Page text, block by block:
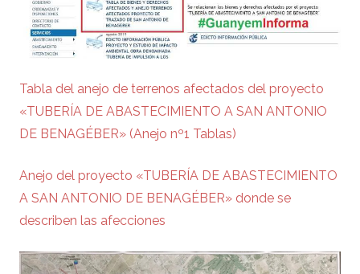
Tabla del anejo de terrenos afectados del proyecto
«TUBERÍA DE ABASTECIMIENTO A SAN ANTONIO
DE BENAGÉBER» (Anejo nº1 Tablas)
Anejo del proyecto «TUBERÍA DE ABASTECIMIENTO
A SAN ANTONIO DE BENAGÉBER» donde se
describen las afecciones